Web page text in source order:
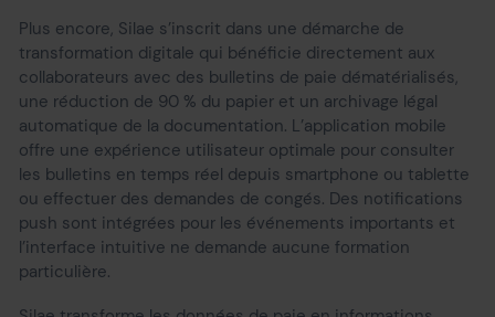
Plus encore, Silae s’inscrit dans une démarche de
transformation digitale qui bénéficie directement aux
collaborateurs avec des bulletins de paie dématérialisés,
une réduction de 90 % du papier et un archivage légal
automatique de la documentation. L’application mobile
offre une expérience utilisateur optimale pour consulter
les bulletins en temps réel depuis smartphone ou tablette
ou effectuer des demandes de congés. Des notifications
push sont intégrées pour les événements importants et
l’interface intuitive ne demande aucune formation
particulière.